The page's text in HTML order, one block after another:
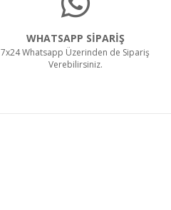
WHATSAPP SİPARİŞ
7x24 Whatsapp Üzerinden de Sipariş
Verebilirsiniz.